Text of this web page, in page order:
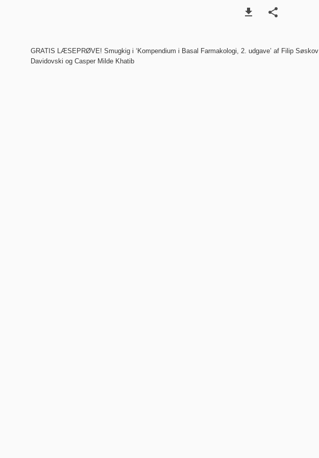
GRATIS LÆSEPRØVE! Smugkig i ‘Kompendium i Basal Farmakologi, 2. udgave’ af Filip Søskov
Davidovski og Casper Milde Khatib